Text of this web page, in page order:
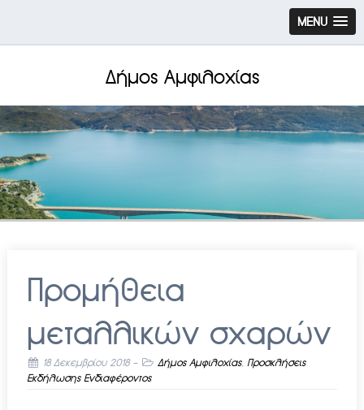
MENU
Δήμος Αμφιλοχίας
Προμήθεια
μεταλλικών σχαρών
18 Δεκεμβρίου 2018- Δήμος Αμφιλοχίας, Προσκλήσεις
Εκδήλωσης Ενδιαφέροντος